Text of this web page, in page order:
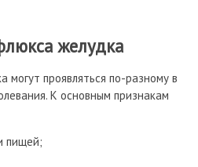
желудка
проявляться по-разному в
К основным признакам
пищей;